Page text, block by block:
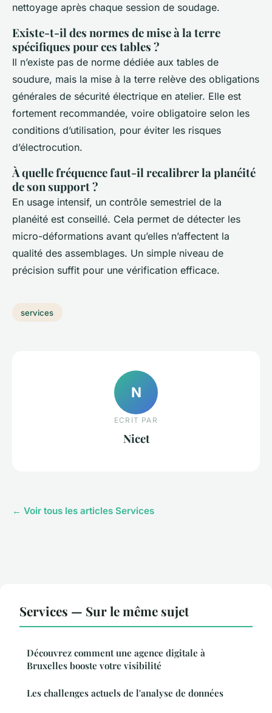
nettoyage après chaque session de soudage.
Existe-t-il des normes de mise à la terre
spécifiques pour ces tables ?
Il n’existe pas de norme dédiée aux tables de
soudure, mais la mise à la terre relève des obligations
générales de sécurité électrique en atelier. Elle est
fortement recommandée, voire obligatoire selon les
conditions d’utilisation, pour éviter les risques
d’électrocution.
À quelle fréquence faut-il recalibrer la planéité
de son support ?
En usage intensif, un contrôle semestriel de la
planéité est conseillé. Cela permet de détecter les
micro-déformations avant qu’elles n’affectent la
qualité des assemblages. Un simple niveau de
précision suffit pour une vérification efficace.
services
N
ECRIT PAR
Nicet
← Voir tous les articles Services
Services — Sur le même sujet
Découvrez comment une agence digitale à
Bruxelles booste votre visibilité
Les challenges actuels de l'analyse de données